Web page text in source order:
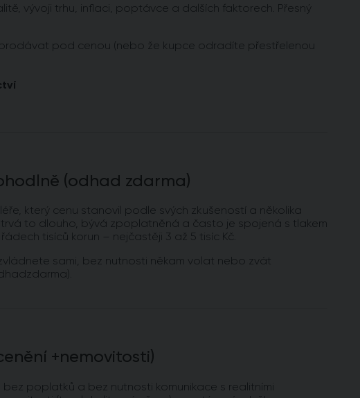
vývoji trhu, inflaci, poptávce a dalších faktorech. Přesný
pod cenou (nebo že kupce odradíte přestřelenou
(odhad zdarma)
který cenu stanovil podle svých zkušeností a několika
to dlouho, bývá zpoplatněná a často je spojená s tlakem
tisíců korun – nejčastěji 3 až 5 tisíc Kč.
zvládnete sami, bez nutnosti někam volat nebo zvát
+nemovitosti)
poplatků a bez nutnosti komunikace s realitními